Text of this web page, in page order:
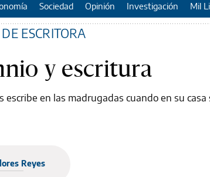
Sociedad Opinión Investigación Mil
ESCRITORA
y escritura
escribe en las madrugadas cuando en su
Reyes